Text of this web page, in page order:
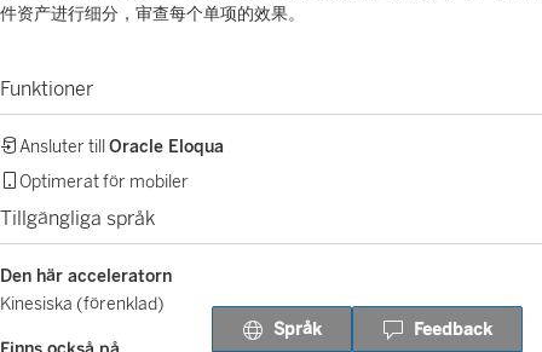
件资产进行细分，审查每个单项的效果。
Funktioner
Ansluter till Oracle Eloqua
Optimerat för mobiler
Tillgängliga språk
Den här acceleratorn
Kinesiska (förenklad)
Språk Feedback